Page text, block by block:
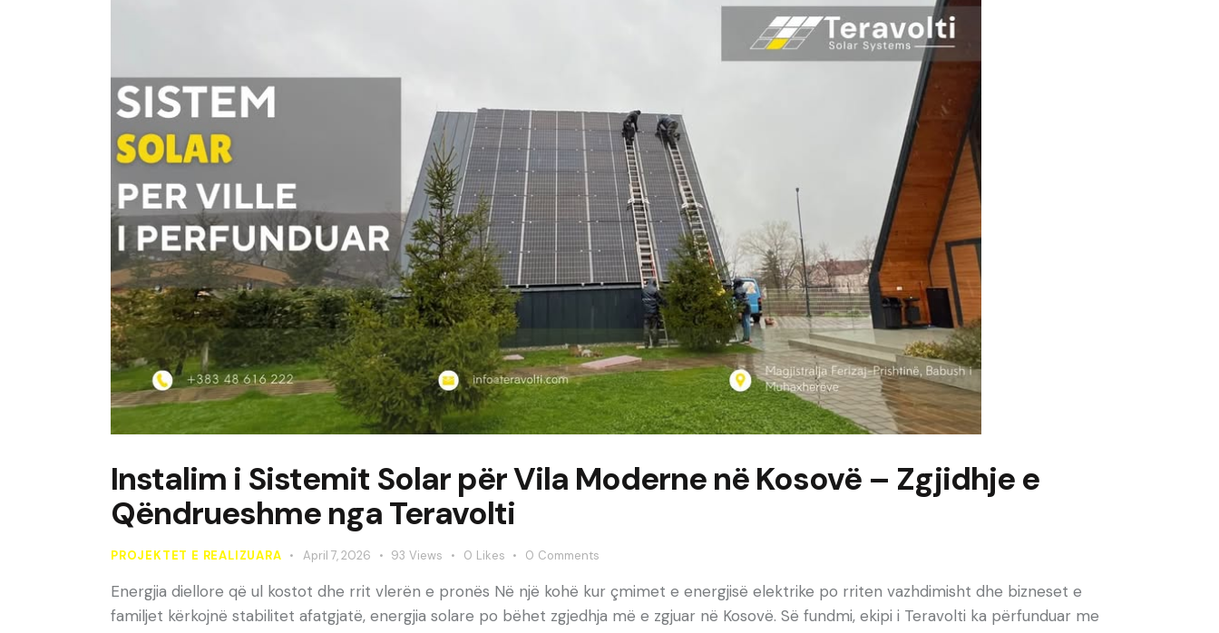
Instalim i Sistemit Solar për Vila Moderne në Kosovë – Zgjidhje e
Qëndrueshme nga Teravolti
PROJEKTET E REALIZUARA April 7, 2026 93 Views 0 Likes 0 Comments
Energjia diellore që ul kostot dhe rrit vlerën e pronës Në një kohë kur çmimet e energjisë elektrike po rriten vazhdimisht dhe bizneset e
familjet kërkojnë stabilitet afatgjatë, energjia solare po bëhet zgjedhja më e zgjuar në Kosovë. Së fundmi, ekipi i Teravolti ka përfunduar me